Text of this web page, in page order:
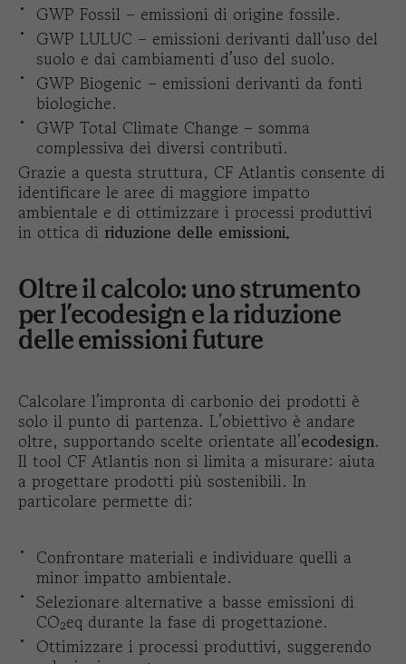
GWP Fossil – emissioni di origine fossile.
GWP LULUC – emissioni derivanti dall’uso del
suolo e dai cambiamenti d’uso del suolo.
GWP Biogenic – emissioni derivanti da fonti
biologiche.
GWP Total Climate Change – somma
complessiva dei diversi contributi.
Grazie a questa struttura, CF Atlantis consente di
identificare le aree di maggiore impatto
ambientale e di ottimizzare i processi produttivi
in ottica di riduzione delle emissioni.
Oltre il calcolo: uno strumento
per l’ecodesign e la riduzione
delle emissioni future
Calcolare l’impronta di carbonio dei prodotti è
solo il punto di partenza. L’obiettivo è andare
oltre, supportando scelte orientate all’ecodesign.
Il tool CF Atlantis non si limita a misurare: aiuta
a progettare prodotti più sostenibili. In
particolare permette di:
Confrontare materiali e individuare quelli a
minor impatto ambientale.
Selezionare alternative a basse emissioni di
CO₂eq durante la fase di progettazione.
Ottimizzare i processi produttivi, suggerendo